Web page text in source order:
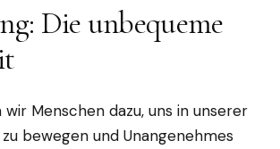
Die unbequeme
wir Menschen dazu, uns in unserer
bewegen und Unangenehmes